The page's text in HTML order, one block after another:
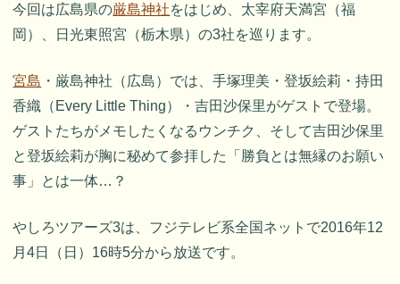
今回は広島県の厳島神社をはじめ、太宰府天満宮（福
岡）、日光東照宮（栃木県）の3社を巡ります。
宮島 ・厳島神社（広島）では、手塚理美・登坂絵莉・持田
香織（Every Little Thing）・吉田沙保里がゲストで登場。
ゲストたちがメモしたくなるウンチク、そして吉田沙保里
と登坂絵莉が胸に秘めて参拝した「勝負とは無縁のお願い
事」とは一体…？
やしろツアーズ3は、フジテレビ系全国ネットで2016年12
月4日（日）16時5分から放送です。